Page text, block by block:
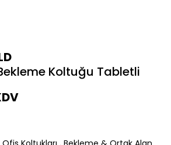
Koltuğu Tabletli